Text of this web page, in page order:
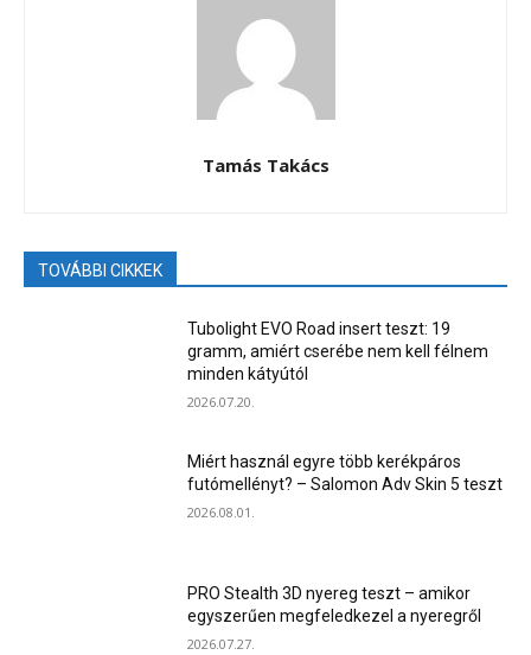
Tamás Takács
TOVÁBBI CIKKEK
Tubolight EVO Road insert teszt: 19
gramm, amiért cserébe nem kell félnem
minden kátyútól
2026.07.20.
Miért használ egyre több kerékpáros
futómellényt? – Salomon Adv Skin 5 teszt
2026.08.01.
PRO Stealth 3D nyereg teszt – amikor
egyszerűen megfeledkezel a nyeregről
2026.07.27.